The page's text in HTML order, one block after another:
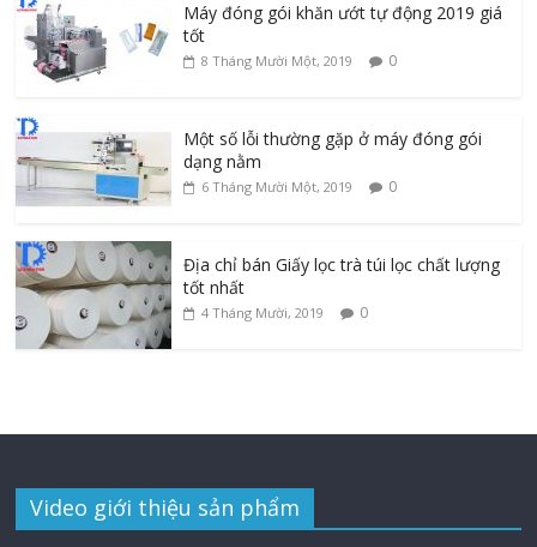
Máy đóng gói khăn ướt tự động 2019 giá
tốt
8 Tháng Mười Một, 2019 0
Một số lỗi thường gặp ở máy đóng gói
dạng nằm
6 Tháng Mười Một, 2019 0
Địa chỉ bán Giấy lọc trà túi lọc chất lượng
tốt nhất
4 Tháng Mười, 2019 0
Video giới thiệu sản phẩm